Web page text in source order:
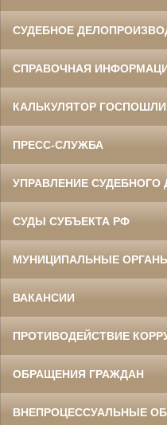
СУДЕБНОЕ
СПРАВОЧНАЯ
КАЛЬКУЛЯТОР
ПРЕСС-СЛУЖБА
УПРАВЛЕНИЕ СУДЕБНОГО
СУДЫ СУБЪЕКТА РФ
МУНИЦИПАЛЬНЫЕ
ВАКАНСИИ
ПРОТИВОДЕЙСТВИЕ
ОБРАЩЕНИЯ ГРАЖДАН
ВНЕПРОЦЕССУАЛЬНЫЕ